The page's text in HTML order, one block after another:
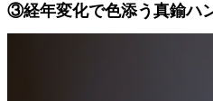
③経年変化で色添う真鍮ハ